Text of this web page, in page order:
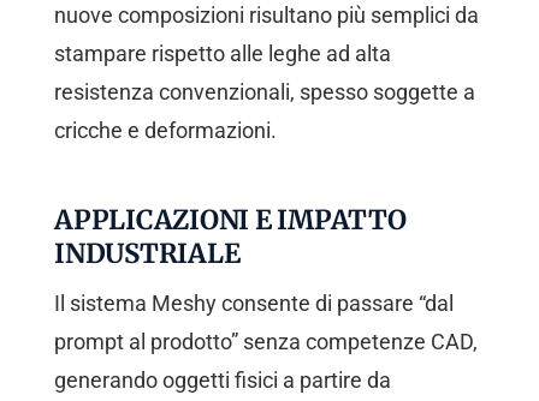
nuove composizioni risultano più semplici da
stampare rispetto alle leghe ad alta
resistenza convenzionali, spesso soggette a
cricche e deformazioni.
APPLICAZIONI E IMPATTO
INDUSTRIALE
Il sistema Meshy consente di passare “dal
prompt al prodotto” senza competenze CAD,
generando oggetti fisici a partire da